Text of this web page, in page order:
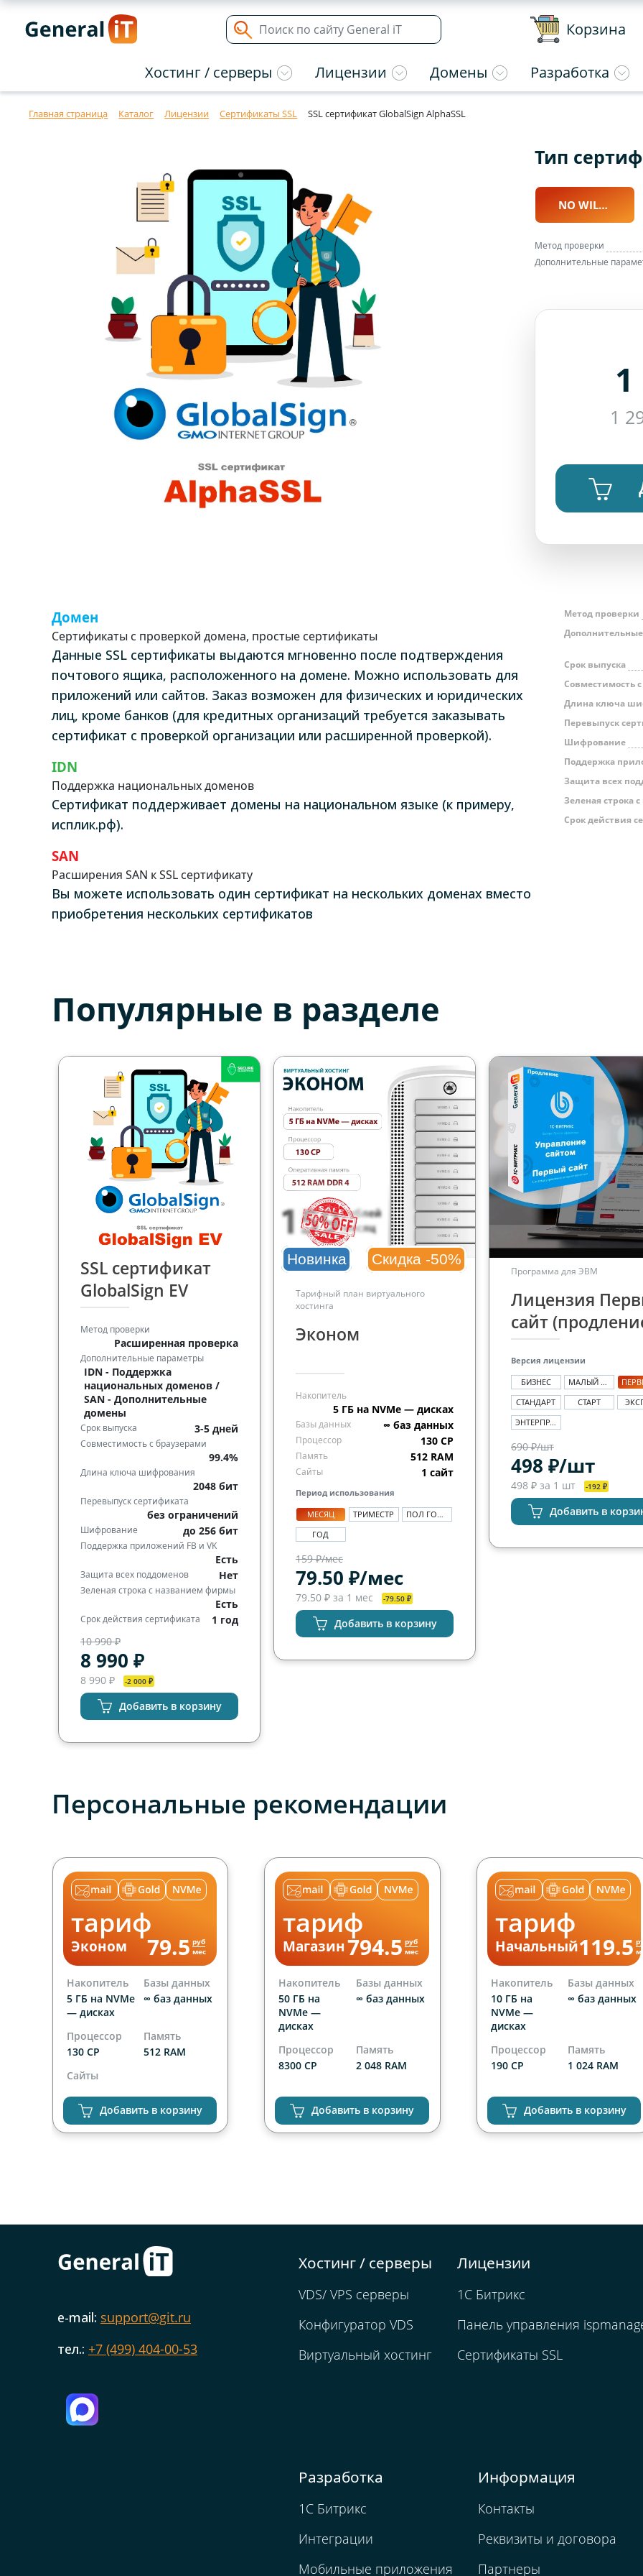
Корзина
Хостинг / серверы Лицензии Домены Разработка
Главная страница Каталог Лицензии Сертификаты SSL SSL сертификат GlobalSign AlphaSSL
Тип
NO WILDCARD
Метод проверки
Дополнительные
1
Домен
Сертификаты с проверкой домена, простые сертификаты
Данные SSL сертификаты выдаются мгновенно после подтверждения
почтового ящика, расположенного на домене. Можно использовать для
приложений или сайтов. Заказ возможен для физических и юридических
лиц, кроме банков (для кредитных организаций требуется заказывать
сертификат с проверкой организации или расширенной проверкой).
IDN
Поддержка национальных доменов
Сертификат поддерживает домены на национальном языке (к примеру,
исплик.рф).
SAN
Расширения SAN к SSL сертификату
Вы можете использовать один сертификат на нескольких доменах вместо
приобретения нескольких сертификатов
Метод проверки
Срок выпуска
Совместимость
Длина ключа
Перевыпуск
Шифрование
Поддержка
Защита всех
Зеленая строка
Срок действия
Популярные в разделе
SSL сертификат
GlobalSign EV
Метод проверки
Расширенная проверка
Дополнительные параметры
IDN - Поддержка
национальных доменов /
SAN - Дополнительные
домены
Срок выпуска 3-5 дней
Совместимость с браузерами
99.4%
Длина ключа шифрования
2048 бит
Перевыпуск сертификата
без ограничений
Шифрование до 256 бит
Поддержка приложений FB и VK
Есть
Защита всех поддоменов Нет
Зеленая строка с названием фирмы
Есть
Срок действия сертификата
1 год
10 990 ₽
8 990 ₽
8 990 ₽ -2 000 ₽
Добавить в корзину
Новинка Скидка -50%
Тарифный план виртуального
хостинга
Эконом
Накопитель
5 ГБ на NVMe — дисках
Базы данных ∞ баз данных
Процессор 130 CP
Память 512 RAM
Сайты 1 сайт
Период использования
МЕСЯЦ
ТРИМЕСТР
ГОД
159 ₽/мес
79.50 ₽/мес
79.50 ₽ за 1 мес -79.50 ₽
Добавить в корзину
Программа для ЭВМ
Лицензия
сайт
Версия лицензии
БИЗНЕС
СТАНДАРТ
СТАРТ
690 ₽/шт
498 ₽/шт
498 ₽ за 1 шт -192 ₽
Добавить в
Персональные рекомендации
тариф
Эконом 79.5 руб
мес
Накопитель
5 ГБ на NVMe
— дисках
Базы данных
∞ баз данных
Процессор
130 CP
Память
512 RAM
Сайты
Добавить в корзину
тариф
Магазин794.5 руб
мес
Накопитель
50 ГБ на
NVMe —
дисках
Базы данных
∞ баз данных
Процессор
8300 CP
Память
2 048 RAM
неограниченно
Добавить в корзину
тариф
Начальный119.5 руб
Накопитель
10 ГБ на
NVMe —
дисках
Базы данных
∞ баз данных
Процессор
190 CP
Память
1 024 RAM
1 сайт Добавить в корзину
e-mail: support@git.ru
тел.: +7 (499) 404-00-53
Хостинг / серверы
VDS/ VPS серверы
Конфигуратор VDS
Виртуальный хостинг
Лицензии
1С Битрикс
Панель управления
Сертификаты SSL
Разработка
1C Битрикс
Интеграции
Мобильные приложения
Информация
Контакты
Реквизиты и договора
Партнеры